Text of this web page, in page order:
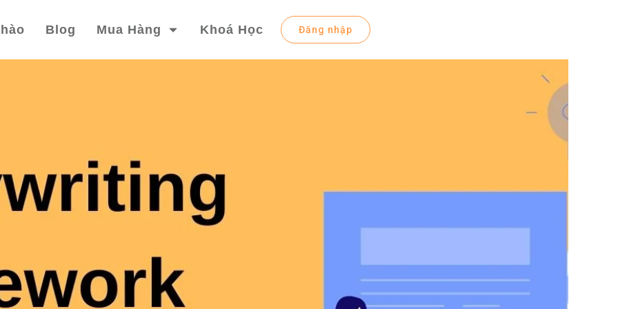
Blog Mua Hàng Khoá Học Đăng nhập